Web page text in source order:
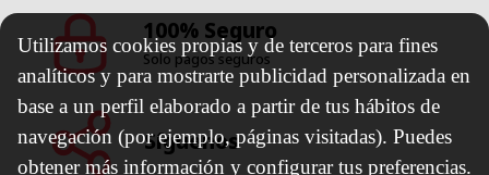
100% Seguro
Solo pagos seguros
Síguenos
Utilizamos cookies propias y de terceros para fines
analíticos y para mostrarte publicidad personalizada en
base a un perfil elaborado a partir de tus hábitos de
navegación (por ejemplo, páginas visitadas). Puedes
obtener más información y configurar tus preferencias.